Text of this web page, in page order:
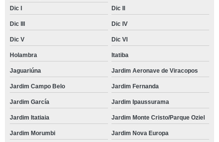
Dic I
Dic II
Dic III Dic IV
Dic V Dic VI
Holambra Itatiba
Jaguariúna Jardim Aeronave de Viracopos
Jardim Campo Belo Jardim Fernanda
Jardim García Jardim Ipaussurama
Jardim Itatiaia Jardim Monte Cristo/Parque Oziel
Jardim Morumbi Jardim Nova Europa